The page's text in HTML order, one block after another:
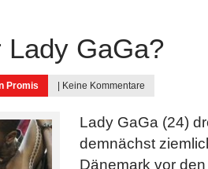
Lady GaGa?
Promis Keine Kommentare
Lady GaGa (24)
demnächst
Dänemark vor